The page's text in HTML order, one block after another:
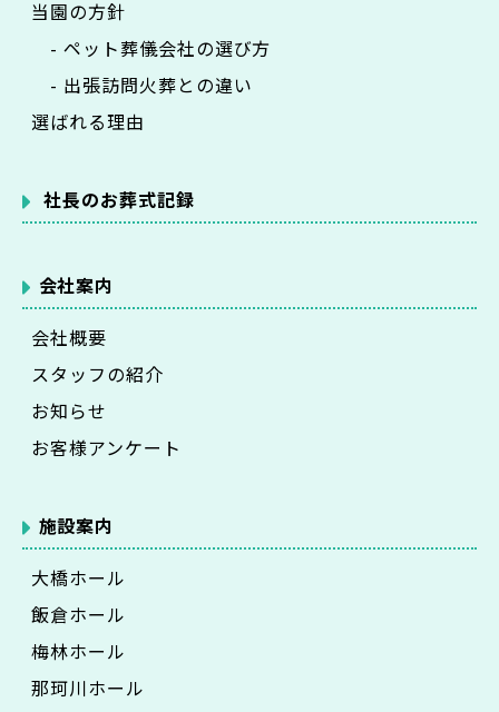
当園の方針
- ペット葬儀会社の選び方
- 出張訪問火葬との違い
選ばれる理由
社長のお葬式記録
会社案内
会社概要
スタッフの紹介
お知らせ
お客様アンケート
施設案内
大橋ホール
飯倉ホール
梅林ホール
那珂川ホール